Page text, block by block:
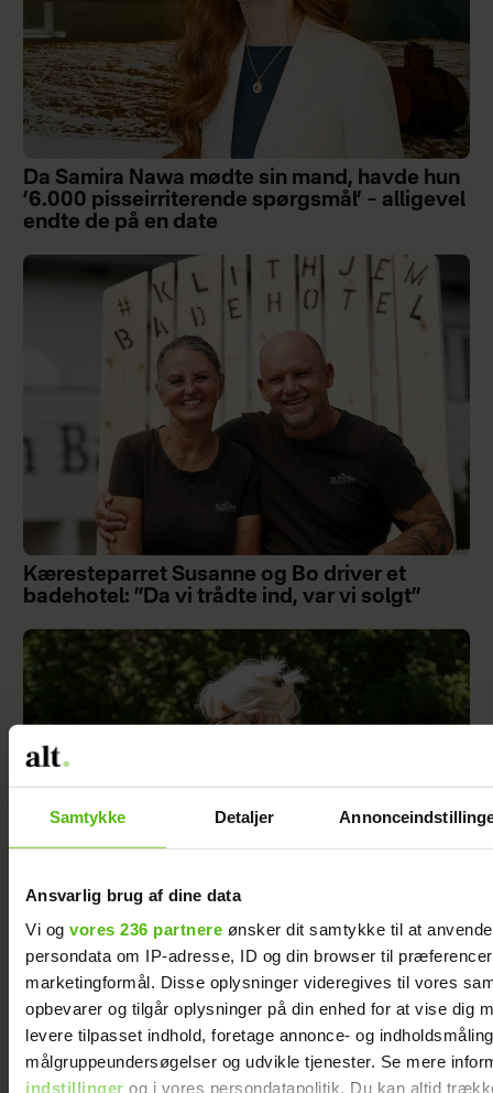
Samtykke Detaljer
Ansvarlig brug af dine data
Vi og vores 236 partnere ønsker dit samtykke til at
persondata om IP-adresse, ID og din browser til
marketingformål. Disse oplysninger videregives til vores
opbevarer og tilgår oplysninger på din enhed for at vise dig
levere tilpasset indhold, foretage annonce- og
målgruppeundersøgelser og udvikle tjenester. Se mere
indstillinger og i vores persondatapolitik. Du kan altid
Da Samira Nawa mødte sin mand, havde hun
’6.000 pisseirriterende spørgsmål’ – alligevel
endte de på en date
Kæresteparret Susanne og Bo driver et
badehotel: ”Da vi trådte ind, var vi solgt”
Ni kendte kvinder, der har overlevet kræft,
fortæller ærligt om deres forløb – og 3 andre
nye bøger, du bør læse lige nu